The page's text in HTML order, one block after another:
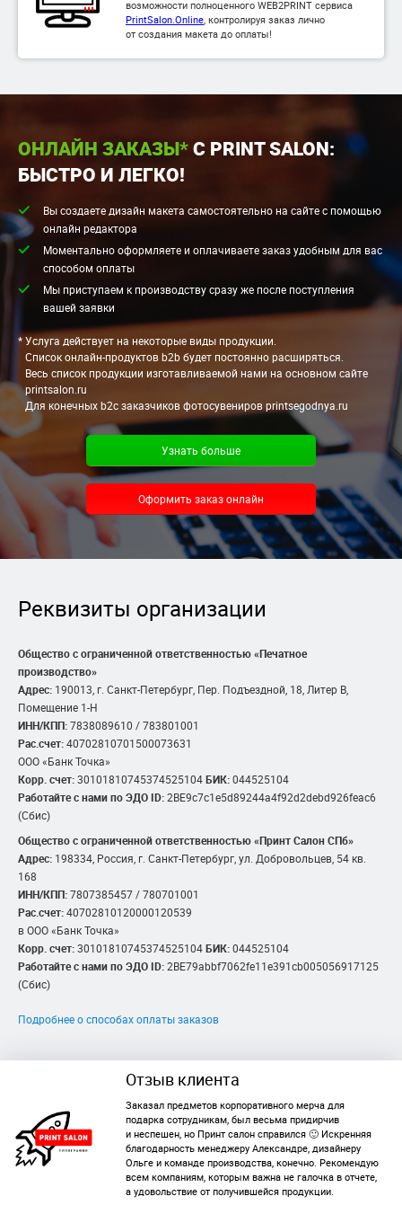
возможности полноценного WEB2PRINT сервиса
PrintSalon.Online , контролируя заказ лично
от создания макета до оплаты!
ОНЛАЙН ЗАКАЗЫ*С PRINT SALON:
БЫСТРО И ЛЕГКО!
Вы создаете дизайн макета самостоятельно на сайте с помощью
онлайн редактора
Моментально оформляете и оплачиваете заказ удобным для вас
способом оплаты
Мы приступаем к производству сразу же после поступления
вашей заявки
* Услуга действует на некоторые виды продукции.
Список онлайн-продуктов b2b будет постоянно расширяться.
Весь список продукции изготавливаемой нами на основном сайте
printsalon.ru
Для конечных b2c заказчиков фотосувениров printsegodnya.ru
Узнать больше
Оформить заказ онлайн
Реквизиты организации
Общество с ограниченной ответственностью «Печатное
производство»
Адрес: 190013, г. Санкт-Петербург, Пер. Подъездной, 18, Литер В,
Помещение 1-Н
ИНН/КПП:7838089610 / 783801001
Рас.счет:40702810701500073631
ООО «Банк Точка»
Корр. счет:30101810745374525104БИК:044525104
Работайте с нами по ЭДО ID:2BE9c7c1e5d89244a4f92d2debd926feac6
(Сбис)
Общество с ограниченной ответственностью «Принт Салон СПб»
Адрес: 198334, Россия, г. Санкт-Петербург, ул. Добровольцев, 54 кв.
168
ИНН/КПП:7807385457 / 780701001
Рас.счет:40702810120000120539
в ООО «Банк Точка»
Корр. счет:30101810745374525104БИК:044525104
Работайте с нами по ЭДО ID:2BE79abbf7062fe11e391cb005056917125
(Сбис)
Подробнее о способах оплаты заказов
Отзыв клиента
Заказал предметов корпоративного мерча для
подарка сотрудникам, был весьма придирчив
и неспешен, но Принт салон справился 🙂 Искренняя
благодарность менеджеру Александре, дизайнеру
Ольге и команде производства, конечно. Рекомендую
всем компаниям, которым важна не галочка в отчете,
а удовольствие от получившейся продукции.